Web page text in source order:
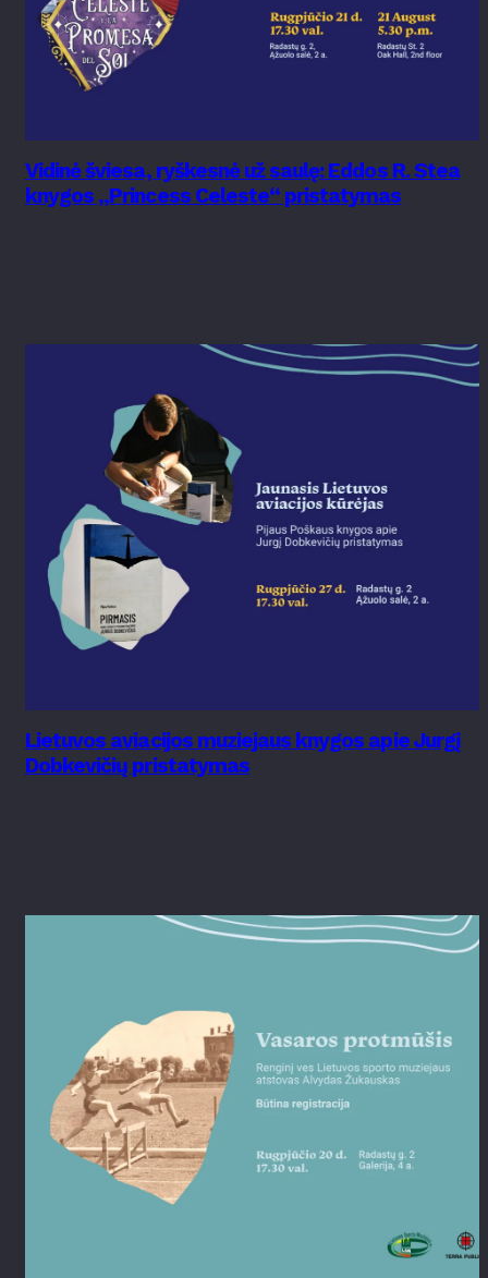
Vidinė šviesa, ryškesnė už saulę: Eddos R. Stea
knygos „Princess Celeste“ pristatymas
Lietuvos aviacijos muziejaus knygos apie Jurgį
Dobkevičių pristatymas